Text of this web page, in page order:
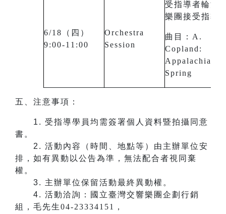
6/18（四）
9:00-11:00
Orchestra
Session
受指導者輪流
樂團接受指導
曲目：A.
Copland:
Appalachian
Spring
五、注意事項：
1. 受指導學員均需簽署個人資料暨拍攝同意
書。
2. 活動內容（時間、地點等）由主辦單位安
排，如有異動以公告為準，無法配合者視同棄
權。
3. 主辦單位保留活動最終異動權。
4. 活動洽詢：國立臺灣交響樂團企劃行銷
組，毛先生04-23334151，